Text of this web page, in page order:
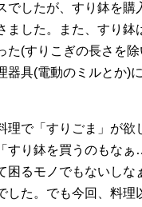
でしたが、すり鉢を購
ました。また、すり鉢
た(すりこぎの長さを
器具(電動のミルとか)
理で「すりごま」が欲
すり鉢を買うのもな
困るモノでもないしな
した。でも今回、料理